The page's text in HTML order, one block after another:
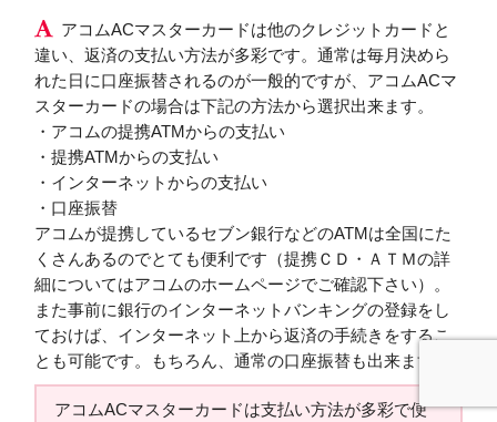
アコムACマスターカードは他のクレジットカードと
違い、返済の支払い方法が多彩です。通常は毎月決めら
れた日に口座振替されるのが一般的ですが、アコムACマ
スターカードの場合は下記の方法から選択出来ます。
・アコムの提携ATMからの支払い
・提携ATMからの支払い
・インターネットからの支払い
・口座振替
アコムが提携しているセブン銀行などのATMは全国にた
くさんあるのでとても便利です（提携ＣＤ・ＡＴＭの詳
細についてはアコムのホームページでご確認下さい）。
また事前に銀行のインターネットバンキングの登録をし
ておけば、インターネット上から返済の手続きをするこ
とも可能です。もちろん、通常の口座振替も出来ます。
アコムACマスターカードは支払い方法が多彩で便